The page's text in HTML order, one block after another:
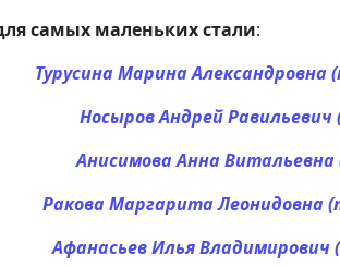
самых маленьких стали:
Турусина Марина Александровна
Носыров Андрей Равильевич
Анисимова Анна Витальевна
Ракова Маргарита Леонидовна
Афанасьев Илья Владимирович